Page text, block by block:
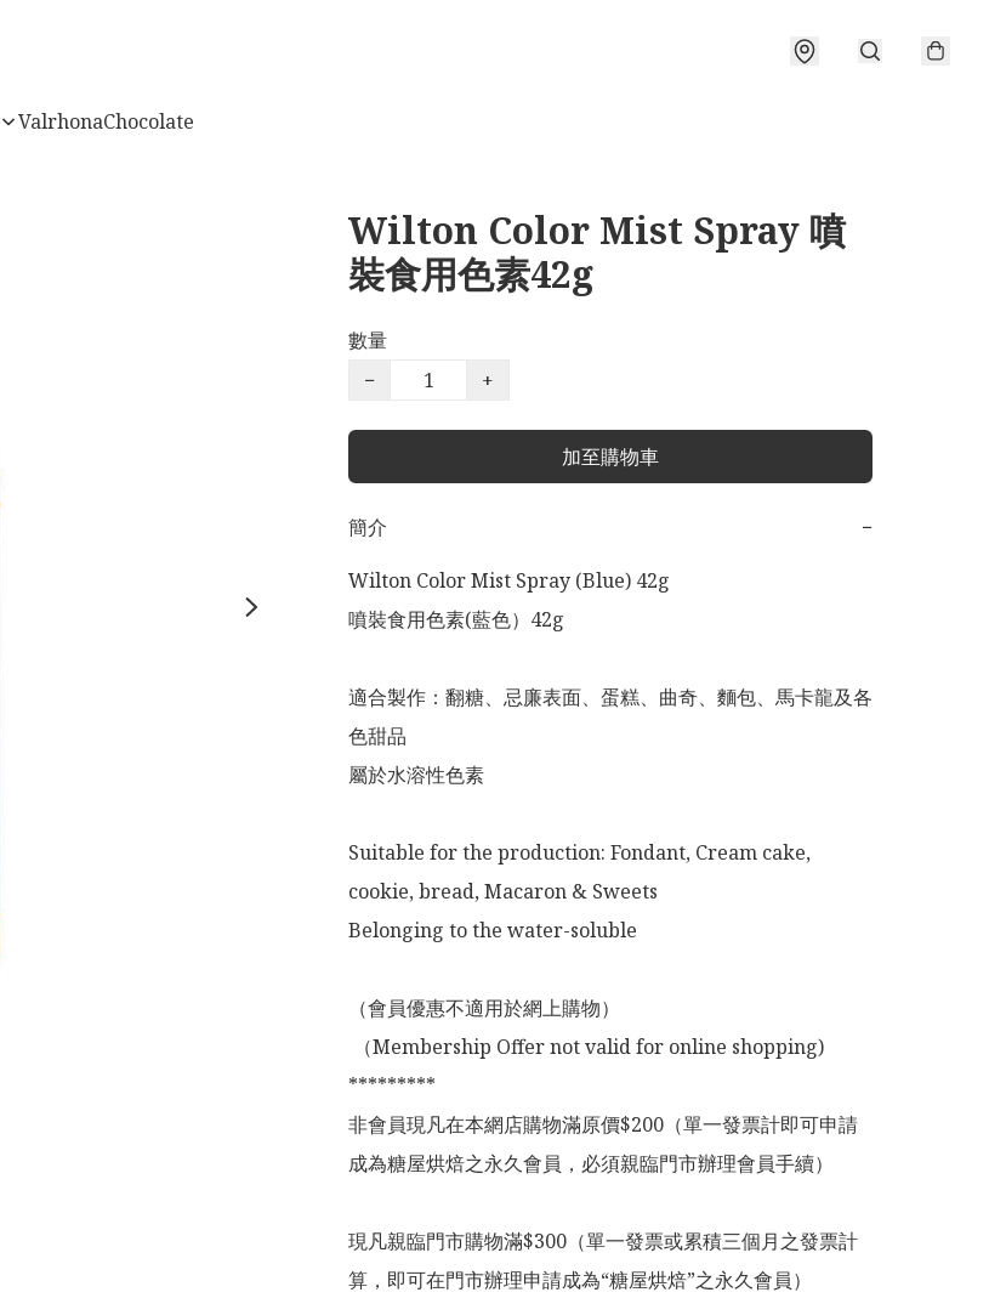
ValrhonaChocolate
Wilton Color Mist Spray 噴
裝食用色素42g
數量
−
+
加至購物車
簡介
−
Wilton Color Mist Spray (Blue) 42g
噴裝食用色素(藍色）42g
適合製作：翻糖、忌廉表面、蛋糕、曲奇、麵包、馬卡龍及各
色甜品
屬於水溶性色素
Suitable for the production: Fondant, Cream cake,
cookie, bread, Macaron & Sweets
Belonging to the water-soluble
（會員優惠不適用於網上購物）
*********
非會員現凡在本網店購物滿原價$200（單一發票計即可申請
成為糖屋烘焙之永久會員，必須親臨門市辦理會員手續）
現凡親臨門市購物滿$300（單一發票或累積三個月之發票計
算，即可在門市辦理申請成為“糖屋烘焙”之永久會員）